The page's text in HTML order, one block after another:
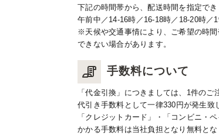
下記の時間帯から、配送時間を指定でき
午前中／14-16時／16-18時／18-20時／
※天候や交通事情により、ご希望の時間
できない場合があります。
手数料について
「代金引換」につきましては、1件のご
代引き手数料として一律330円が発生致
「クレジットカード」・「コンビニ・
かかる手数料は当社負担となり無料とな